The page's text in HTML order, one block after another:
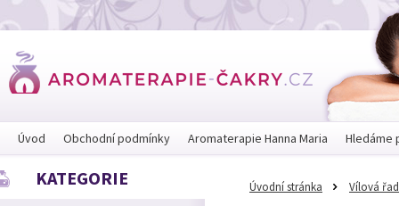
Úvodní stránka Vílová
KATEGORIE
Úvod Obchodní podmínky Aromaterapie Hanna Maria Hledáme